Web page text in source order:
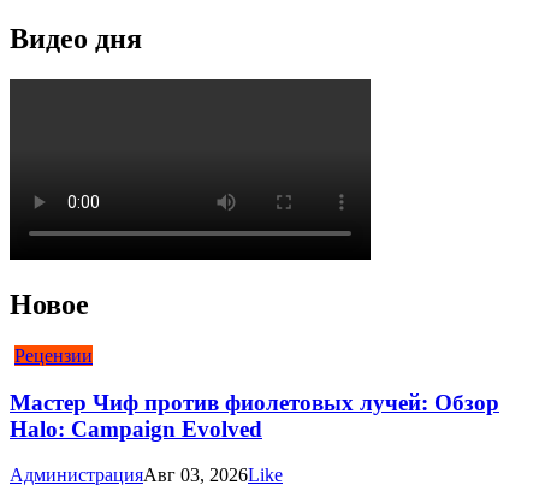
Видео дня
Новое
Рецензии
Мастер Чиф против фиолетовых лучей: Обзор
Halo: Campaign Evolved
АдминистрацияАвг 03, 2026Like